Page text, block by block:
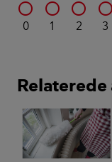
0 1 2 3